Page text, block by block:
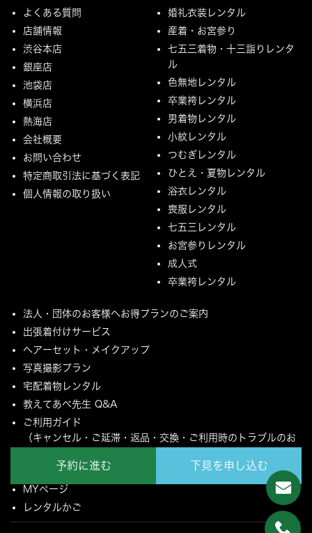
予約に進む 下見を申し込む
よくある質問
店舗情報
渋谷本店
銀座店
池袋店
横浜店
熱海店
会社概要
お問い合わせ
特定商取引法に基づく表記
個人情報の取り扱い
婚礼衣装レンタル
産着・お宮参り
七五三着物・十三詣りレンタ
ル
色無地レンタル
卒業袴レンタル
男着物レンタル
小紋レンタル
つむぎレンタル
ひとえ・夏物レンタル
浴衣レンタル
喪服レンタル
七五三レンタル
お宮参りレンタル
成人式
卒業袴レンタル
法人・団体のお客様へお得プランのご案内
出張着付けサービス
ヘアーセット・メイクアップ
写真撮影プラン
宅配着物レンタル
教えてあべ先生 Q&A
ご利用ガイド
（キャンセル・ご延滞・返品・交換・ご利用時のトラブルのお
ご配送とご返却について
MYページ
レンタルかご